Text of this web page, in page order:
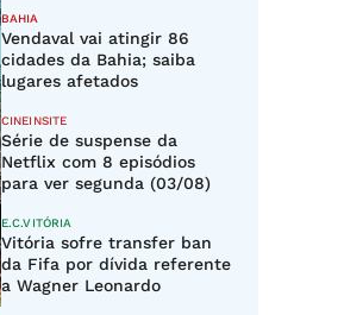
BAHIA
Vendaval vai atingir 86
cidades da Bahia; saiba
lugares afetados
CINEINSITE
Série de suspense da
Netflix com 8 episódios
para ver segunda (03/08)
E.C.VITÓRIA
Vitória sofre transfer ban
da Fifa por dívida referente
a Wagner Leonardo